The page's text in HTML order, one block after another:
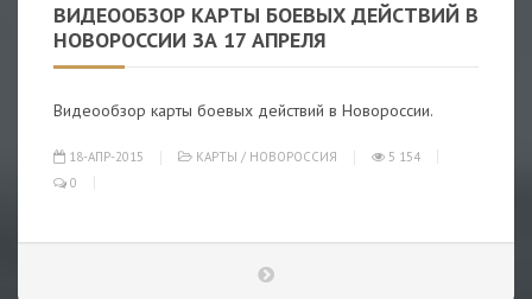
ВИДЕООБЗОР КАРТЫ БОЕВЫХ ДЕЙСТВИЙ В
НОВОРОССИИ ЗА 17 АПРЕЛЯ
Видеообзор карты боевых действий в Новороссии.
18-АПР-2015 КАРТЫ / НОВОРОССИЯ
5 154
0